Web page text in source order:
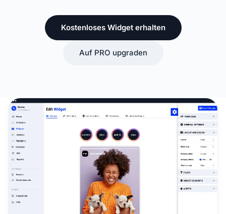
Kostenloses Widget erhalten
Auf PRO upgraden